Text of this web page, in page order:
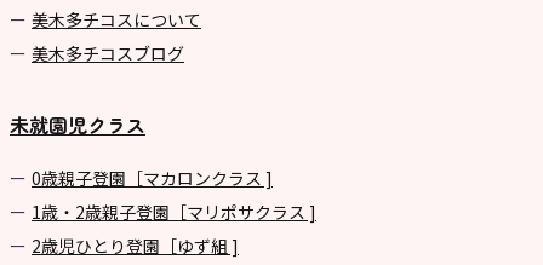
美⽊多チコスについて
美⽊多チコスブログ
未就園児クラス
0歳親子登園［マカロンクラス ]
1歳・2歳親子登園［マリポサクラス ]
2歳児ひとり登園［ゆず組 ]